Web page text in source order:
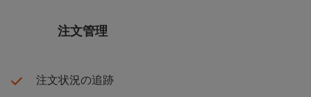
注文管理
注文状況の追跡